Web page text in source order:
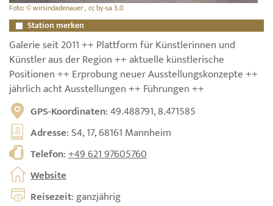
Foto: © wirsindadenauer , cc by-sa 3.0
Station merken
Galerie seit 2011 ++ Plattform für Künstlerinnen und
Künstler aus der Region ++ aktuelle künstlerische
Positionen ++ Erprobung neuer Ausstellungskonzepte ++
jährlich acht Ausstellungen ++ Führungen ++
GPS-Koordinaten: 49.488791, 8.471585
Adresse: S4, 17, 68161 Mannheim
Telefon:+49 621 97605760
Website
Reisezeit: ganzjährig